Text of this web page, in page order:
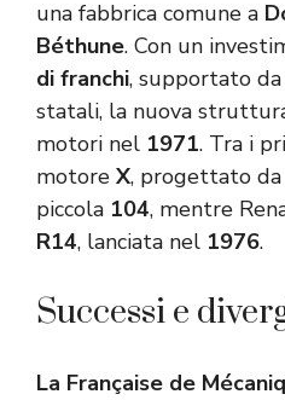
una fabbrica comune a
Béthune. Con un
di franchi, supportato
statali, la nuova
motori nel 1971. Tra i
motore X, progettato
piccola 104, mentre
R14, lanciata nel 1976.
Successi e
La Française de